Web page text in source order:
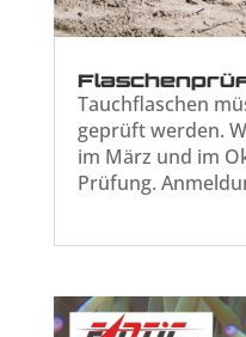
Tauchflaschen
geprüft werden.
im März und im
Prüfung.